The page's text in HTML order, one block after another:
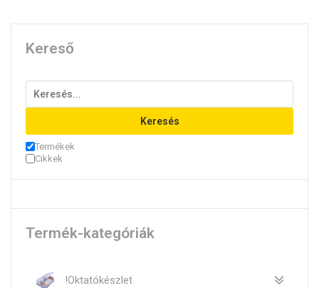
Kereső
Keresés
Termékek
Cikkek
Termék-kategóriák
!Oktatókészlet